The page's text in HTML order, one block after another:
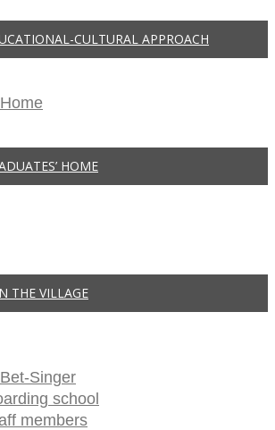
CULTURAL APPROACH
HOME
THE VILLAGE
Singer
school
members